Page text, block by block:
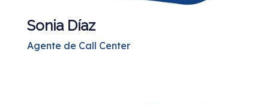
Sonia Díaz
Agente de Call Center